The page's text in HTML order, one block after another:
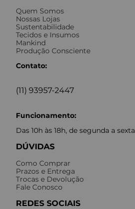
Quem Somos
Nossas Lojas
Sustentabilidade
Tecidos e Insumos
Mankind
Produção Consciente
Contato:
(11) 93957-2447
Funcionamento:
Das 10h às 18h, de segunda a sexta
DÚVIDAS
Como Comprar
Prazos e Entrega
Trocas e Devolução
Fale Conosco
REDES SOCIAIS